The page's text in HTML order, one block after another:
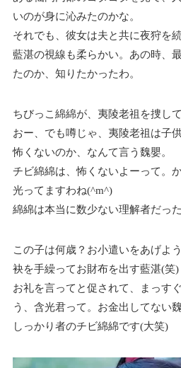
いのが身に沁みたのかな。
それでも、彼女は夫と共に夜狩を
藍湛の視線も柔らかい。あの時、
たのか、知りたかったわ。
ちびっこ綿綿が、夷陵老祖を捜し
おー、でも噂じゃ、夷陵老祖は子
怖くないのか、なんて言う魏嬰。
チビ綿綿は、怖くないよーって。
光ってますわね(^m^)
綿綿は本当に数少ない理解者だった
この子は何歳？お小遣いをあげよ
袂を手繰ってお財布を出す藍湛(笑)
お礼を言ってと促されて、まっす
う、含光君って。お金出してない
しっかり者のチビ綿綿です(大笑)